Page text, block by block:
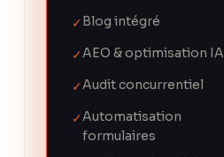
✓Blog intégré
✓AEO & optimisation IA
✓Audit concurrentiel
✓Automatisation
formulaires